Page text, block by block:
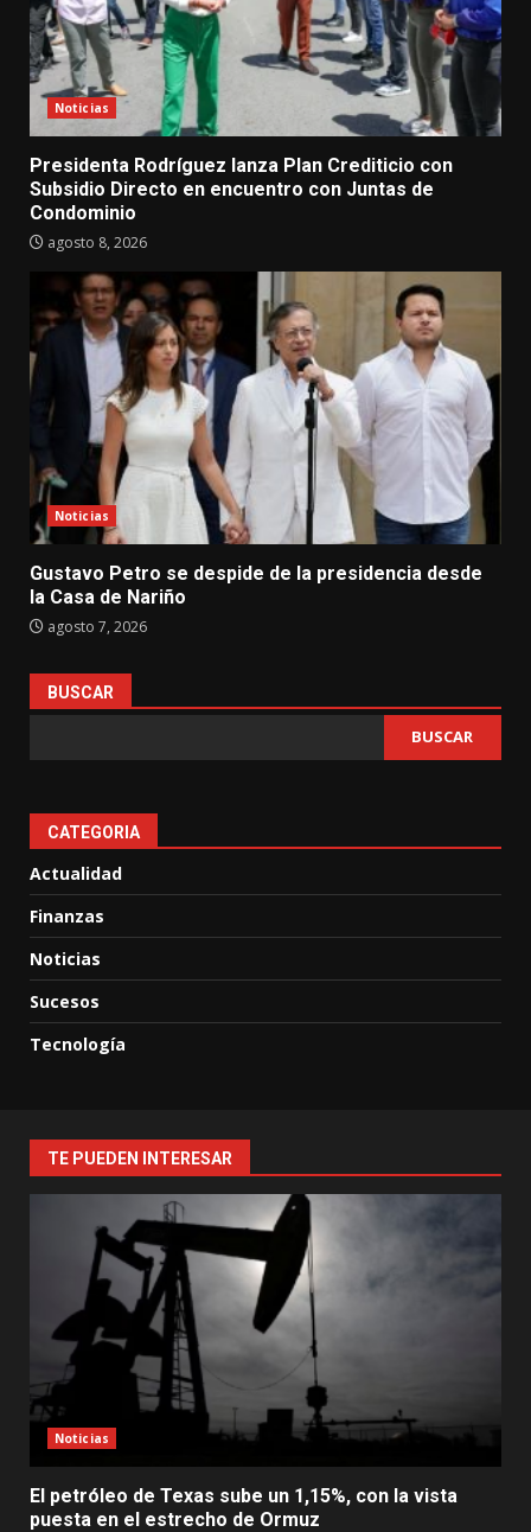
Noticias
Presidenta Rodríguez lanza Plan Crediticio con
Subsidio Directo en encuentro con Juntas de
Condominio
agosto 8, 2026
Noticias
Gustavo Petro se despide de la presidencia desde
la Casa de Nariño
agosto 7, 2026
BUSCAR
BUSCAR
CATEGORIA
Actualidad
Finanzas
Noticias
Sucesos
Tecnología
TE PUEDEN INTERESAR
Noticias
El petróleo de Texas sube un 1,15%, con la vista
puesta en el estrecho de Ormuz